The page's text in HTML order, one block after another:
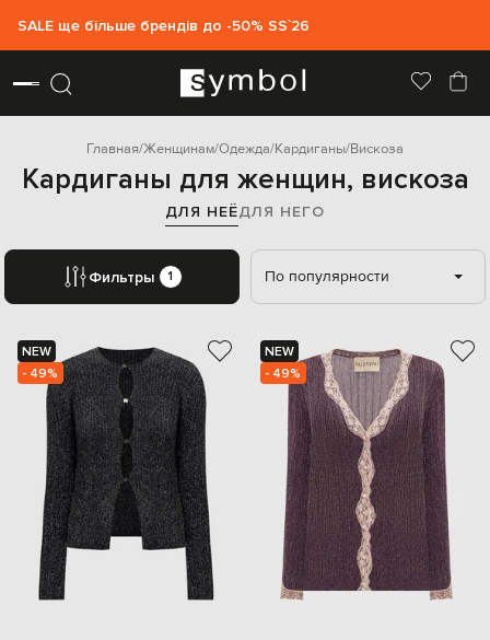
SALE ще більше брендів до -50% SS`26
Главная Женщинам Одежда Кардиганы Вискоза
Кардиганы для женщин, вискоза
ДЛЯ НЕЁДЛЯ НЕГО
Фильтры 1 По популярности
NEW
- 49%
NEW
- 49%